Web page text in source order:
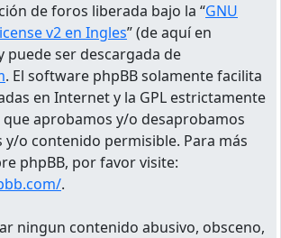
de foros liberada bajo la “GNU
v2 en Ingles” (de aquí en
puede ser descargada de
. El software phpBB solamente facilita
en Internet y la GPL estrictamente
que aprobamos y/o desaprobamos
y/o contenido permisible. Para más
phpBB, por favor visite:
.
ningun contenido abusivo, obsceno,